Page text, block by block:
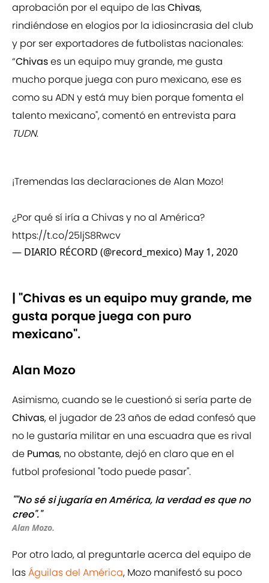
aprobación por el equipo de lasChivas,
rindiéndose en elogios por la idiosincrasia del club
y por ser exportadores de futbolistas nacionales:
“Chivases un equipo muy grande, me gusta
mucho porque juega con puro mexicano, ese es
como su ADN y está muy bien porque fomenta el
talento mexicano", comentó en entrevista para
TUDN.
¡Tremendas las declaraciones de Alan Mozo!
¿Por qué sí iría a Chivas y no al América?
https://t.co/25ljS8Rwcv
— DIARIO RÉCORD (@record_mexico) May 1, 2020
| "Chivas es un equipo muy grande, me
gusta porque juega con puro
mexicano".
Alan Mozo
Asimismo, cuando se le cuestionó si sería parte de
Chivas, el jugador de 23 años de edad confesó que
no le gustaría militar en una escuadra que es rival
de Pumas, no obstante, dejó en claro que en el
futbol profesional "todo puede pasar".
""No sé si jugaría en América, la verdad es que no
creo"."
Alan Mozo.
Por otro lado, al preguntarle acerca del equipo de
lasÁguilas del América, Mozo manifestó su poco